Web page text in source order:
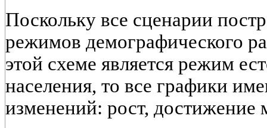
Поскольку все сценарии
режимов демографического
этой схеме является режим
населения, то все графики
изменений: рост, достижение